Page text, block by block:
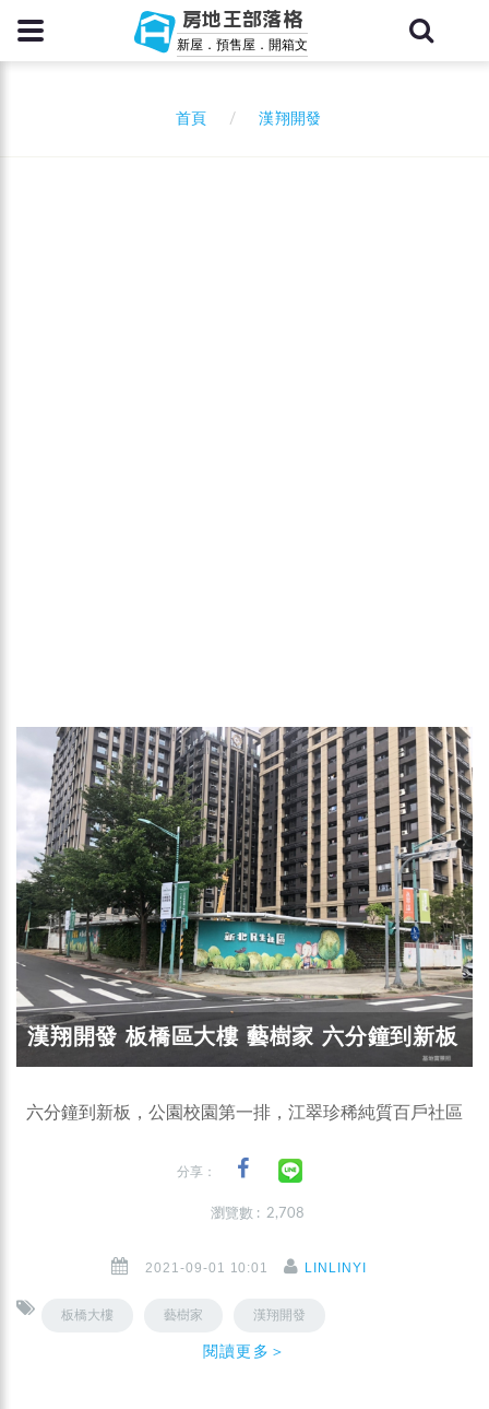
房地王部落格
新屋．預售屋．開箱文
首頁 漢翔開發
漢翔開發 板橋區大樓 藝樹家 六分鐘到新板
六分鐘到新板，公園校園第一排，江翠珍稀純質百戶社區
分享：
瀏覽數 : 2,708
2021-09-01 10:01 LINLINYI
板橋大樓 藝樹家 漢翔開發
閱讀更多＞